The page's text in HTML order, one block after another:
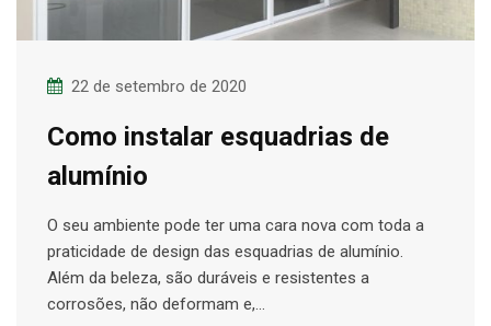
22 de setembro de 2020
Como instalar esquadrias de
alumínio
O seu ambiente pode ter uma cara nova com toda a
praticidade de design das esquadrias de alumínio.
Além da beleza, são duráveis e resistentes a
corrosões, não deformam e,…